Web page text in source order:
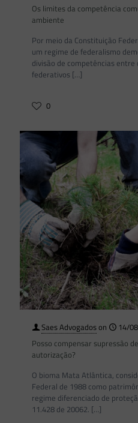
Os limites da competência
ambiente
Por meio da Constituição
um regime de federalismo
divisão de competências
federativos […]
0
Saes Advogadoson
14/
Posso compensar supressão
autorização?
O bioma Mata Atlântica,
Federal de 1988 como
regime diferenciado de
11.428 de 20062. […]